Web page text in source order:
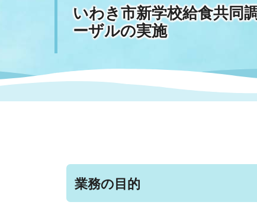
まちづくり
雇
福祉に関するその他の情報
スポーツ
保健・衛生
職員
監査委員
いわき市新学校給食共同
ーザルの実施
業務の目的